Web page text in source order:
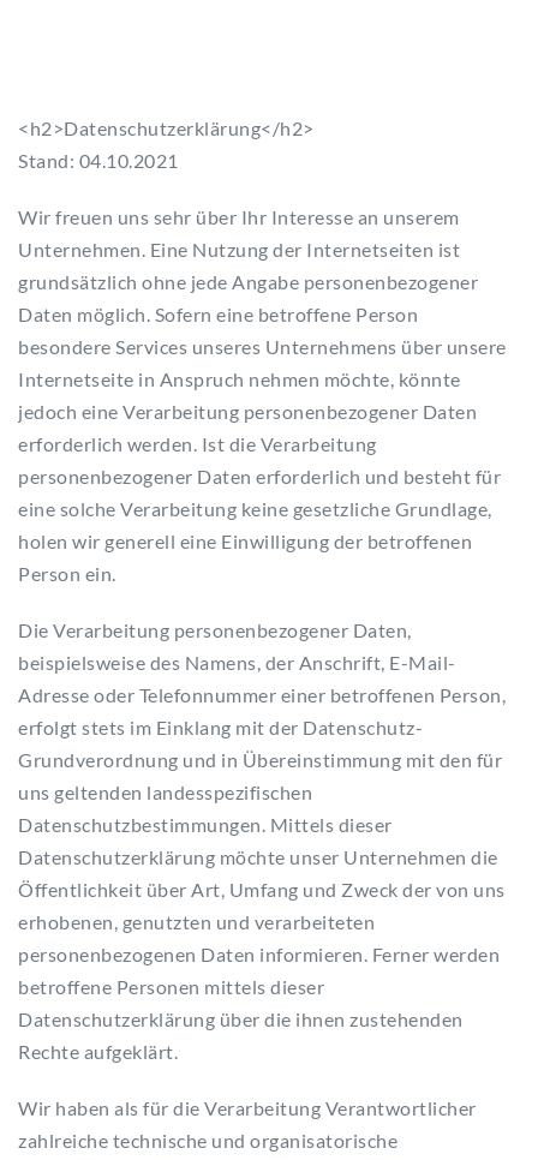
<h2>Datenschutzerklärung</h2>
Stand: 04.10.2021
Wir freuen uns sehr über Ihr Interesse an unserem
Unternehmen. Eine Nutzung der Internetseiten ist
grundsätzlich ohne jede Angabe personenbezogener
Daten möglich. Sofern eine betroffene Person
besondere Services unseres Unternehmens über unsere
Internetseite in Anspruch nehmen möchte, könnte
jedoch eine Verarbeitung personenbezogener Daten
erforderlich werden. Ist die Verarbeitung
personenbezogener Daten erforderlich und besteht für
eine solche Verarbeitung keine gesetzliche Grundlage,
holen wir generell eine Einwilligung der betroffenen
Person ein.
Die Verarbeitung personenbezogener Daten,
beispielsweise des Namens, der Anschrift, E-Mail-
Adresse oder Telefonnummer einer betroffenen Person,
erfolgt stets im Einklang mit der Datenschutz-
Grundverordnung und in Übereinstimmung mit den für
uns geltenden landesspezifischen
Datenschutzbestimmungen. Mittels dieser
Datenschutzerklärung möchte unser Unternehmen die
Öffentlichkeit über Art, Umfang und Zweck der von uns
erhobenen, genutzten und verarbeiteten
personenbezogenen Daten informieren. Ferner werden
betroffene Personen mittels dieser
Datenschutzerklärung über die ihnen zustehenden
Rechte aufgeklärt.
Wir haben als für die Verarbeitung Verantwortlicher
zahlreiche technische und organisatorische